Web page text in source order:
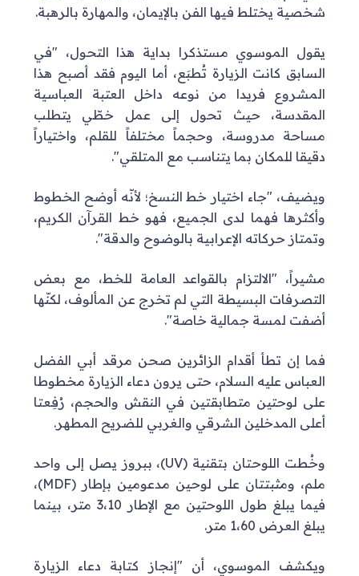
شخصية يختلط فيها الفن بالإيمان، والمهارة بالرهبة.
يقول الموسوي مستذكرا بداية هذا التحول، "في
السابق كانت الزيارة تُطبَع، أما اليوم فقد أصبح هذا
المشروع فريدا من نوعه داخل العتبة العباسية
المقدسة، حيث تحول إلى عمل خطّي يتطلب
مساحة مدروسة، وحجماً مختلفاً للقلم، واختياراً
دقيقا للمكان بما يتناسب مع المتلقي".
ويضيف، "جاء اختيار خط النسخ؛ لأنّه أوضح الخطوط
وأكثرها فهما لدى الجميع، فهو خط القرآن الكريم،
وتمتاز حركاته الإعرابية بالوضوح والدقة".
مشيراً، "الالتزام بالقواعد العامة للخط، مع بعض
التصرفات البسيطة التي لم تخرج عن المألوف، لكنّها
أضفت لمسة جمالية خاصة".
فما إن تطأ أقدام الزائرين صحن مرقد أبي الفضل
العباس عليه السلام، حتى يرون دعاء الزيارة مخطوطا
على لوحتين متطابقتين في النقش والحجم، رُفِعتا
أعلى المدخلين الشرقي والغربي للضريح المطهر.
وخُطت اللوحتان بتقنية (UV)، ببروز يصل إلى واحد
ملم، ومثبتتان على لوحين مدعومين بإطار (MDF)،
فيما يبلغ طول اللوحتين مع الإطار 3،10 متر، بينما
يبلغ العرض 1،60 متر.
ويكشف الموسوي، أن "إنجاز كتابة دعاء الزيارة